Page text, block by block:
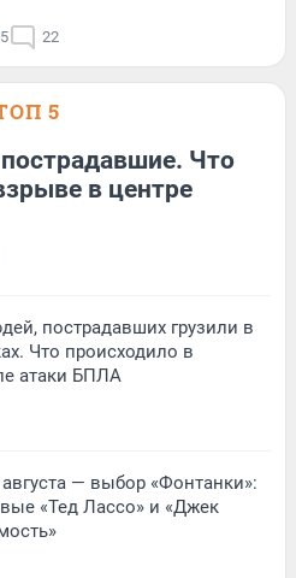
22
5
Что
в центре
пострадавших грузили в
Что происходило в
атаки БПЛА
— выбор «Фонтанки»:
«Тед Лассо» и «Джек